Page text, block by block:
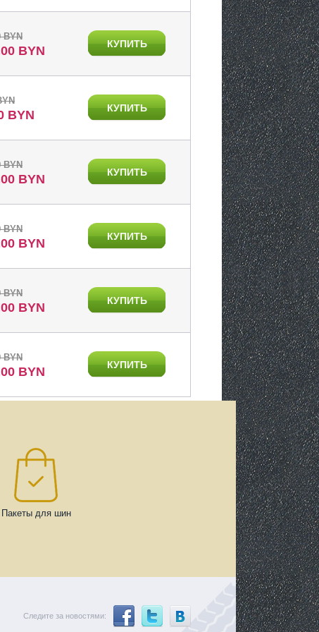
BYN
BYN КУПИТЬ
BYN КУПИТЬ
BYN
BYN КУПИТЬ
BYN
BYN КУПИТЬ
BYN
BYN КУПИТЬ
BYN
BYN КУПИТЬ
Пакеты для шин
Следите за новостями: